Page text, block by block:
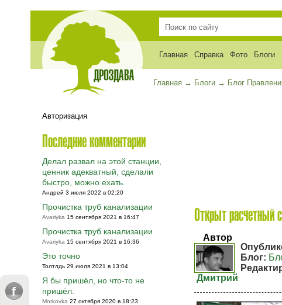
Главная Справка Фото Блоги
Авторизация
Главная → Блоги → Блог
Последние комментарии
Делал развал на этой станции,
ценник адекватный, сделали
быстро, можно ехать.
Андрей 3 июля 2022 в 02:20
Прочистка труб канализации
Avariyka 15 сентября 2021 в 16:47
Прочистка труб канализации
Avariyka 15 сентября 2021 в 16:36
Это точно
Толтлдь 29 июля 2021 в 13:04
Я бы пришёл, но что-то не
пришёл.
Morkovka 27 октября 2020 в 18:23
Открыт расчетный
Автор
Дмитрий
Блог: